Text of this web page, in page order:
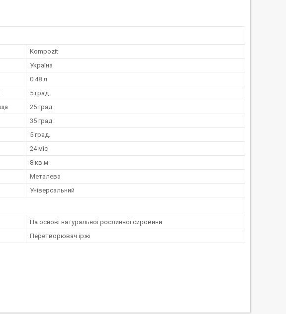
Kompozit
Україна
0.48 л
5 град.
25 град.
35 град.
5 град.
24 міс
8 кв.м
Металева
Універсальний
На основі натуральної рослинної сировини
Перетворювач іржі